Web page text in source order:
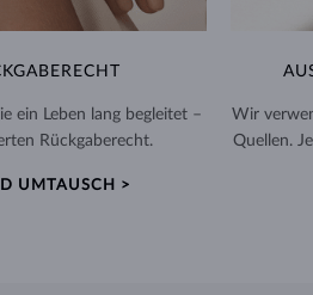
ein Leben lang begleitet –
Rückgaberecht.
UMTAUSCH >
Wir
Quellen.